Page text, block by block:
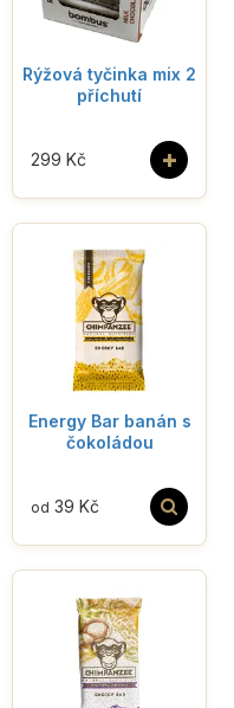
Rýžová tyčinka mix 2
příchutí
+
299 Kč
Energy Bar banán s
čokoládou
od 39 Kč